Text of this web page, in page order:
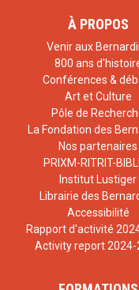
À PROPOS
Venir aux
800 ans
Conférences &
Art et Culture
Pôle de
La Fondation des
Nos partenaires
PRIXM-RITRIT-
Institut Lustiger
Librairie des
Accessibilité
Rapport d'activité
Activity report 2024-